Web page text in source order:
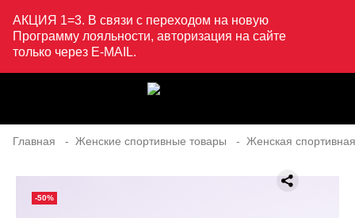
АКЦИЯ 1=3. В связи с переходом на новую
Программу лояльности, авторизация на сайте
только через E-MAIL.
Главная Женские спортивные товары Женская
-50%